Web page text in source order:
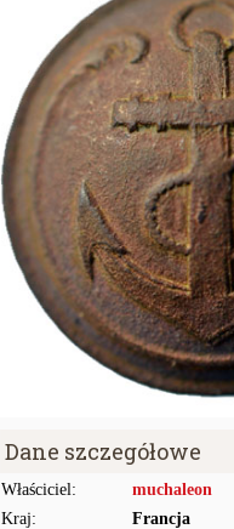
Dane szczegółowe
Właściciel:
muchaleon
Kraj:
Francja